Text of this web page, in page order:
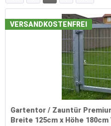
VERSANDKOSTENFREI
Gartentor / Zauntür
Breite 125cm x Höhe